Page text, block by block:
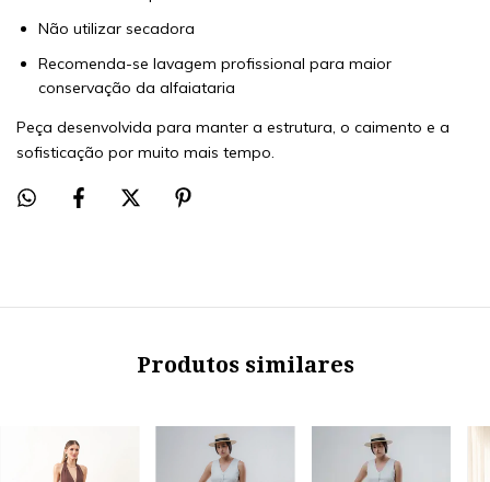
Não utilizar secadora
Recomenda-se lavagem profissional para maior
conservação da alfaiataria
Peça desenvolvida para manter a estrutura, o caimento e a
sofisticação por muito mais tempo.
Produtos similares